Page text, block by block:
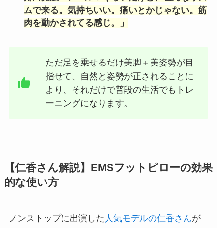
ムで来る。気持ちいい。痛いとかじゃない。筋
肉を動かされてる感じ。」
ただ足を乗せるだけ美脚＋美姿勢が目
指せて、自然と姿勢が正されることに
より、それだけで普段の生活でもトレ
ーニングになります。
【仁香さん解説】EMSフットピローの効果
的な使い方
ノンストップに出演した 人気モデルの仁香さんが